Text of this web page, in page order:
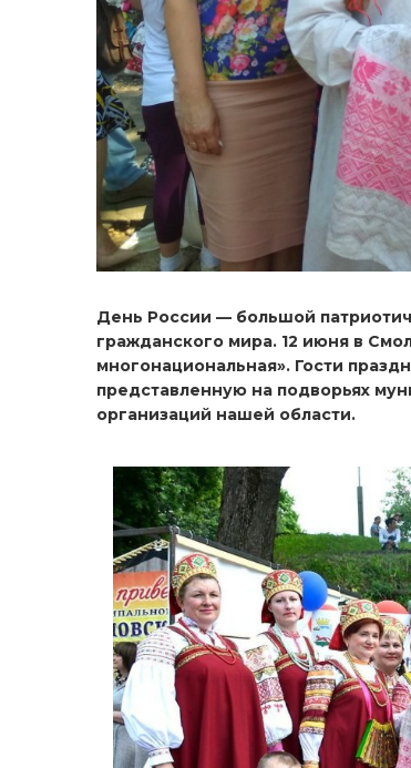
День России — большой
гражданского мира. 12 июня в
многонациональная». Гости
представленную на подворьях
организаций нашей области.